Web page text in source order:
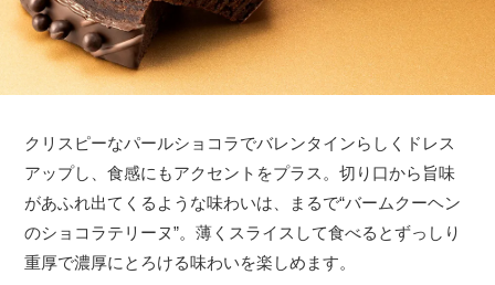
クリスピーなパールショコラでバレンタインらしくドレス
アップし、食感にもアクセントをプラス。切り口から旨味
があふれ出てくるような味わいは、まるで“バームクーヘン
のショコラテリーヌ”。薄くスライスして食べるとずっしり
重厚で濃厚にとろける味わいを楽しめます。